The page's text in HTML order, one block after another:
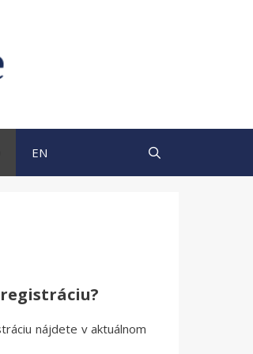
EN
nájdete v aktuálnom